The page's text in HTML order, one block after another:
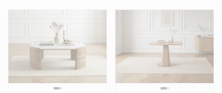
Mieux nous connaître